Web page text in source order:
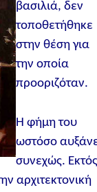
βασιλιά, δεν
τοποθετήθηκε
στην θέση για
την οποία
προοριζόταν.
Η φήμη του
ωστόσο
συνεχώς.
αρχιτεκτονική